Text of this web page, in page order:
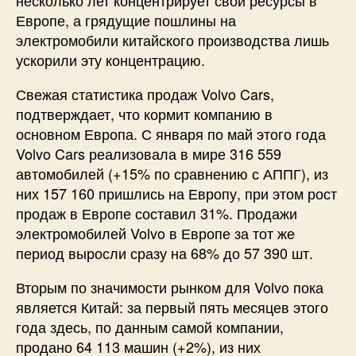
Европе, а грядущие пошлины на
электромобили китайского производства лишь
ускорили эту концентрацию.
Свежая статистика продаж Volvo Cars,
подтверждает, что кормит компанию в
основном Европа. С января по май этого года
Volvo Cars реализовала в мире 316 559
автомобилей (+15% по сравнению с АППГ), из
них 157 160 пришлись на Европу, при этом рост
продаж в Европе составил 31%. Продажи
электромобилей Volvo в Европе за тот же
период выросли сразу на 68% до 57 390 шт.
Вторым по значимости рынком для Volvo пока
является Китай: за первый пять месяцев этого
года здесь, по данным самой компании,
продано 64 113 машин (+2%), из них